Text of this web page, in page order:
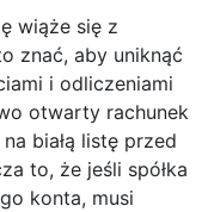
wiąże się z
znać, aby uniknąć
i odliczeniami
otwarty rachunek
białą listę przed
to, że jeśli spółka
konta, musi